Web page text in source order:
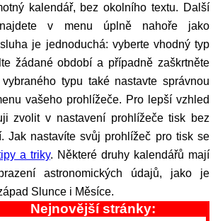
kalendář, bez okolního textu. Další
v menu úplně nahoře jako
je jednoduchá: vyberte vhodný typ
žádané období a případně zaškrtněte
typu také nastavte správnou
vašeho prohlížeče. Pro lepší vzhled
zvolit v nastavení prohlížeče tisk bez
Jak nastavíte svůj prohlížeč pro tisk se
a triky. Některé druhy kalendářů mají
astronomických údajů, jako je
Slunce i Měsíce.
Nejnovější stránky: